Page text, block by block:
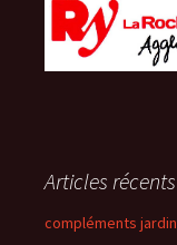
Articles récents
compléments